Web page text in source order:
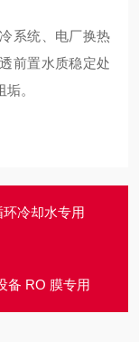
系统、电厂换热
前置水质稳定处
。
冷却水专用
备 RO 膜专用